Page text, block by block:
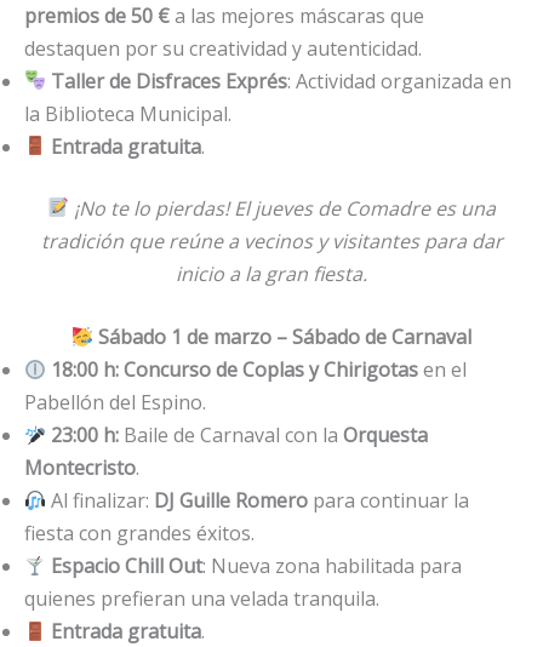
premios de 50 €a las mejores máscaras que
destaquen por su creatividad y autenticidad.
Taller de Disfraces Exprés: Actividad organizada en
la Biblioteca Municipal.
Entrada gratuita.
¡No te lo pierdas! El jueves de Comadre es una
tradición que reúne a vecinos y visitantes para dar
inicio a la gran fiesta.
Sábado 1 de marzo – Sábado de Carnaval
18:00 h:Concurso de Coplas y Chirigotasen el
Pabellón del Espino.
23:00 h: Baile de Carnaval con laOrquesta
Montecristo.
Al finalizar: DJ Guille Romero para continuar la
fiesta con grandes éxitos.
Espacio Chill Out: Nueva zona habilitada para
quienes prefieran una velada tranquila.
Entrada gratuita.